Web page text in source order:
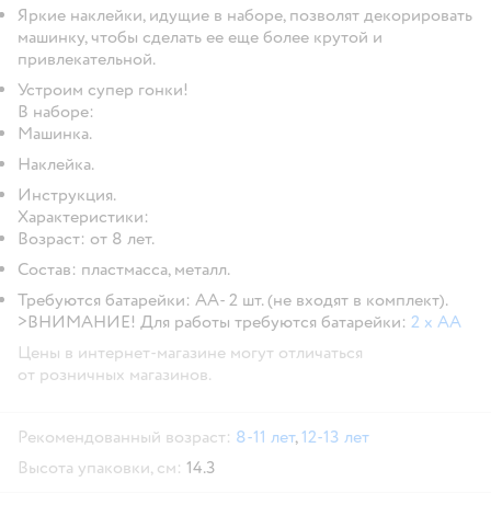
Яркие наклейки, идущие в наборе, позволят декорировать
машинку, чтобы сделать ее еще более крутой и
привлекательной.
Устроим супер гонки!
В наборе:
Машинка.
Наклейка.
Инструкция.
Характеристики:
Возраст: от 8 лет.
Состав: пластмасса, металл.
Требуются батарейки: AA- 2 шт. (не входят в комплект).
>ВНИМАНИЕ! Для работы требуются батарейки: 2 х АА
Цены в интернет-магазине могут отличаться
от розничных магазинов.
Рекомендованный возраст: 8-11 лет,12-13 лет
Высота упаковки, см: 14.3